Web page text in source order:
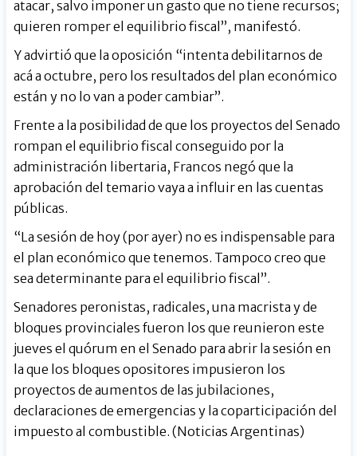
atacar, salvo imponer un gasto que no tiene recursos;
quieren romper el equilibrio fiscal”, manifestó.
Y advirtió que la oposición “intenta debilitarnos de
acá a octubre, pero los resultados del plan económico
están y no lo van a poder cambiar”.
Frente a la posibilidad de que los proyectos del Senado
rompan el equilibrio fiscal conseguido por la
administración libertaria, Francos negó que la
aprobación del temario vaya a influir en las cuentas
públicas.
“La sesión de hoy (por ayer) no es indispensable para
el plan económico que tenemos. Tampoco creo que
sea determinante para el equilibrio fiscal”.
Senadores peronistas, radicales, una macrista y de
bloques provinciales fueron los que reunieron este
jueves el quórum en el Senado para abrir la sesión en
la que los bloques opositores impusieron los
proyectos de aumentos de las jubilaciones,
declaraciones de emergencias y la coparticipación del
impuesto al combustible. (Noticias Argentinas)